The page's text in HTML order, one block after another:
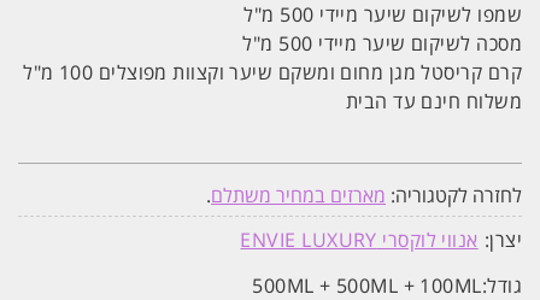
שמפו לשיקום שיער מיידי 500 מ"ל
מסכה לשיקום שיער מיידי 500 מ"ל
קרם קריסטל מגן מחום ומשקם שיער וקצוות מפוצלים 100 מ"ל
משלוח חינם עד הבית
לחזרה לקטגוריה: מארזים במחיר משתלם.
יצרן: אנווי לוקסרי ENVIE LUXURY
גודל:500ML + 500ML + 100ML